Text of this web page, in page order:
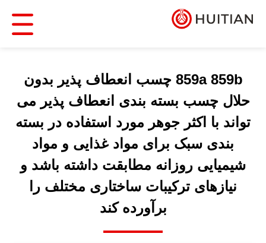
859a 859b چسب انعطاف پذیر بدون
حلال چسب بسته بندی انعطاف پذیر می
تواند با اکثر جوهر مورد استفاده در بسته
بندی سبک برای مواد غذایی و مواد
شیمیایی روزانه مطابقت داشته باشد و
نیازهای ترکیبات ساختاری مختلف را
برآورده کند